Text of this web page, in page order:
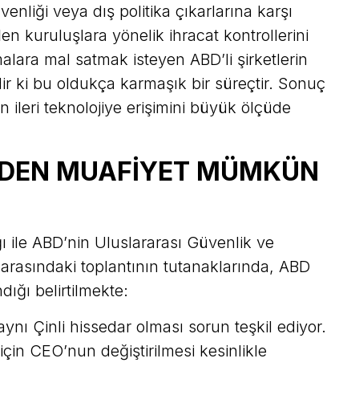
veya dış politika çıkarlarına karşı
kuruluşlara yönelik ihracat kontrollerini
mal satmak isteyen ABD’li şirketlerin
ki bu oldukça karmaşık bir süreçtir. Sonuç
ileri teknolojiye erişimini büyük ölçüde
MUAFİYET MÜMKÜN
ile ABD’nin Uluslararası Güvenlik ve
toplantının tutanaklarında, ABD
belirtilmekte:
Çinli hissedar olması sorun teşkil ediyor.
CEO’nun değiştirilmesi kesinlikle